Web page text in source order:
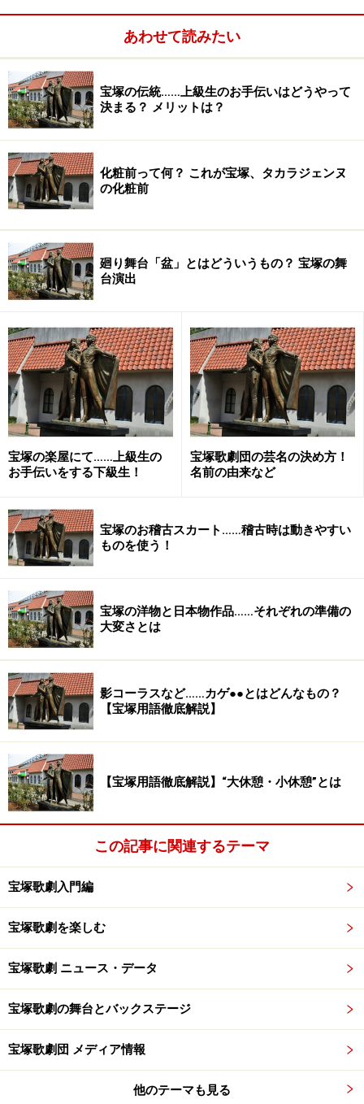
カーレットを見せてくれるか楽しみです。
原作／マーガレット・ミッチェル
脚本・演出／植田 紳爾 演出／谷 正純
1月11日(土)～1月27日(月) 梅田芸術劇場メインホール
『風と共に去りぬ』歴代 主な配役は次ページへ
※記事内容は執筆時点のものです。最新の内容をご確認くださ
い。
あわせて読みたい
宝塚の伝統……上級生のお手伝いはどうやって
決まる？ メリットは？
化粧前って何？ これが宝塚、タカラジェンヌ
の化粧前
廻り舞台「盆」とはどういうもの？ 宝塚の舞
台演出
宝塚の楽屋にて……上級生の
お手伝いをする下級生！
宝塚歌劇団の芸名の決め方！
名前の由来など
宝塚のお稽古スカート……稽古時は動きやすい
ものを使う！
宝塚の洋物と日本物作品……それぞれの準備の
大変さとは
影コーラスなど……カゲ●●とはどんなもの？
【宝塚用語徹底解説】
【宝塚用語徹底解説】“大休憩・小休憩”とは
この記事に関連するテーマ
宝塚歌劇入門編
宝塚歌劇を楽しむ
宝塚歌劇 ニュース・データ
宝塚歌劇の舞台とバックステージ
宝塚歌劇団 メディア情報
他のテーマも見る